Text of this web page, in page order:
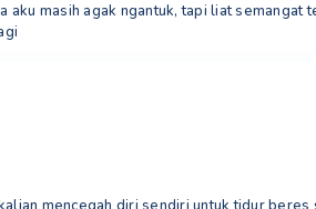
aku masih agak ngantuk, tapi liat semangat